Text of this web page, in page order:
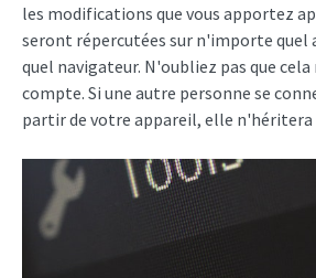
les modifications que vous apportez
seront répercutées sur n'importe
quel navigateur. N'oubliez pas que
compte. Si une autre personne se
partir de votre appareil, elle n'héritera